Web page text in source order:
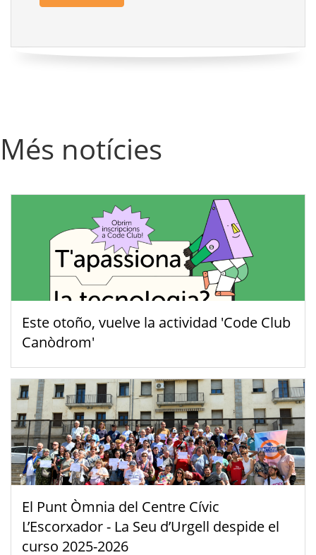
Més notícies
Este otoño, vuelve la actividad 'Code Club
Canòdrom'
El Punt Òmnia del Centre Cívic
L’Escorxador - La Seu d’Urgell despide el
curso 2025-2026